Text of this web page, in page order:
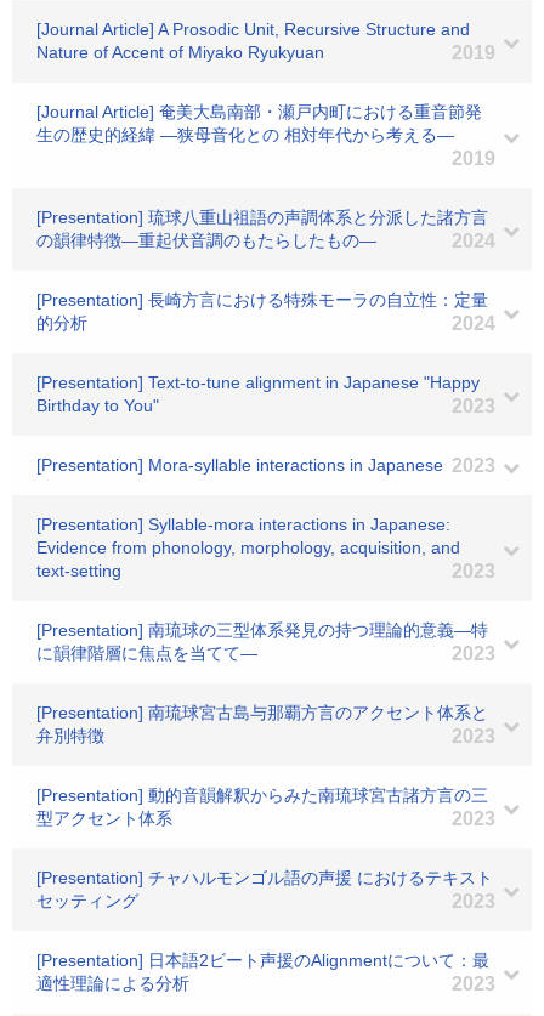
[Journal Article] A Prosodic Unit, Recursive Structure and
Nature of Accent of Miyako Ryukyuan
2019
[Journal Article] 奄美大島南部・瀬戸内町における重音節発
生の歴史的経緯 ―狭母音化との 相対年代から考える―
2019
[Presentation] 琉球八重山祖語の声調体系と分派した諸方言
の韻律特徴―重起伏音調のもたらしたもの―
2024
[Presentation] 長崎方言における特殊モーラの自立性：定量
的分析
2024
[Presentation] Text-to-tune alignment in Japanese "Happy
Birthday to You"
2023
[Presentation] Mora-syllable interactions in Japanese 2023
[Presentation] Syllable-mora interactions in Japanese:
Evidence from phonology, morphology, acquisition, and
text-setting
2023
[Presentation] 南琉球の三型体系発見の持つ理論的意義―特
に韻律階層に焦点を当てて―
2023
[Presentation] 南琉球宮古島与那覇方言のアクセント体系と
弁別特徴
2023
[Presentation] 動的音韻解釈からみた南琉球宮古諸方言の三
型アクセント体系
2023
[Presentation] チャハルモンゴル語の声援 におけるテキスト
セッティング
2023
[Presentation] 日本語2ビート声援のAlignmentについて：最
適性理論による分析
2023